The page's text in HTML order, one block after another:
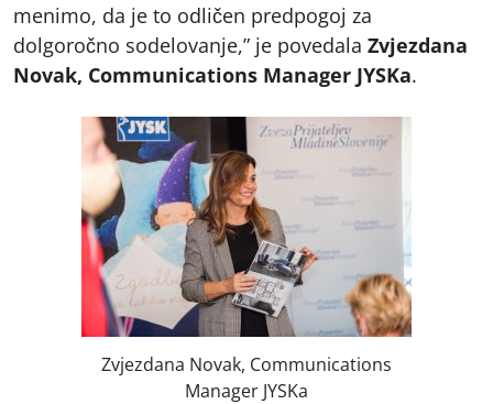
menimo, da je to odličen predpogoj za
dolgoročno sodelovanje,” je povedala Zvjezdana
Novak, Communications Manager JYSKa.
Zvjezdana Novak, Communications
Manager JYSKa